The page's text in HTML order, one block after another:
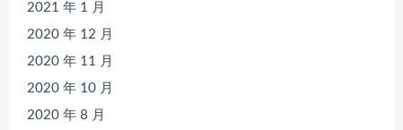
2021 年 1 月
2020 年 12 月
2020 年 11 月
2020 年 10 月
2020 年 8 月